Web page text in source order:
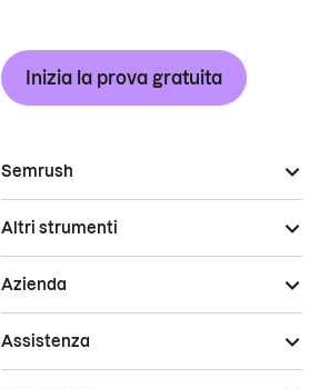
Inizia la prova gratuita
Semrush
Altri strumenti
Azienda
Assistenza